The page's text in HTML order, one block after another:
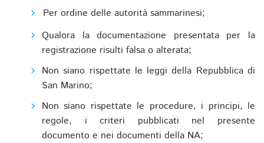
Per ordine delle autorità sammarinesi;
Qualora la documentazione presentata per la
registrazione risulti falsa o alterata;
Non siano rispettate le leggi della Repubblica di
San Marino;
Non siano rispettate le procedure, i principi, le
regole, i criteri pubblicati nel presente
documento e nei documenti della NA;